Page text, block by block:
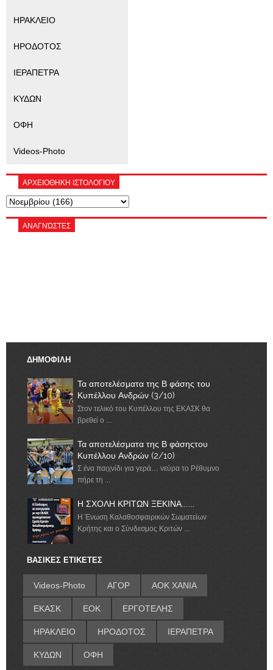
ΗΡΑΚΛΕΙΟ
ΗΡΟΔΟΤΟΣ
ΙΕΡΑΠΕΤΡΑ
ΚΥΔΩΝ
ΟΦΗ
Videos-Photo
ΑΡΧΕΙΟΘΗΚΗ ΙΣΤΟΛΟΓΙΟΥ
ΑΝΑΓΝΏΣΤΕΣ
ΔΗΜΟΦΙΛΗ
Τα αποτελέσματα της Β φάσης του
Κυπέλλου Ανδρών (3/10)
Στον τελικό του Κυπέλλου της ΕΚΑΣΚ θα
βρεθεί ο ...
Τα αποτελέσματα της Β φάσηςτου
Κυπέλλου Ανδρών (2/10)
Σ ένα παιχνίδι για γερά… νεύρα το Ρέθυμνο
πήρε τη ...
Η ΣΧΟΛΗ ΚΡΙΤΩΝ ΞΕΚΙΝΑ.......
Η Ένωση Καλαθοσφαιρικών Σωματείων
Κρήτης και ο Σύνδεσμος Κριτών ...
ΒΑΣΙΚΕΣ ΕΤΙΚΕΤΕΣ
Videos-Photo ΑΓΟΡ ΑΟΚ ΧΑΝΙΑ
ΕΚΑΣΚ ΕΟΚ ΕΡΓΟΤΕΛΗΣ
ΗΡΑΚΛΕΙΟ ΗΡΟΔΟΤΟΣ ΙΕΡΑΠΕΤΡΑ
ΚΥΔΩΝ ΟΦΗ